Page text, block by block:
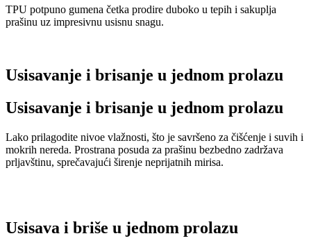
TPU potpuno gumena četka prodire duboko u tepih i sakuplja
prašinu uz impresivnu usisnu snagu.
Usisavanje i brisanje u jednom prolazu
Usisavanje i brisanje u jednom prolazu
Lako prilagodite nivoe vlažnosti, što je savršeno za čišćenje i suvih i
mokrih nereda. Prostrana posuda za prašinu bezbedno zadržava
prljavštinu, sprečavajući širenje neprijatnih mirisa.
Usisava i briše u jednom prolazu